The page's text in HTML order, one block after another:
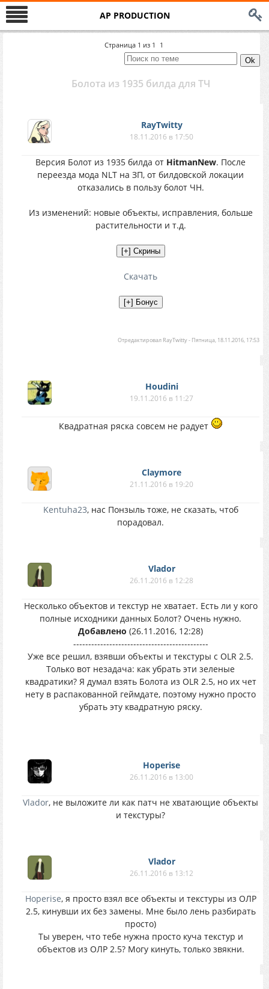
AP PRODUCTION
Страница 1 из 1 1
Болота из 1935 билда для ТЧ
RayTwitty
18.11.2016 в 17:50
Версия Болот из 1935 билда от HitmanNew. После
переезда мода NLT на ЗП, от билдовской локации
отказались в пользу болот ЧН.
Из изменений: новые объекты, исправления, больше
растительности и т.д.
Скачать
Отредактировал RayTwitty- Пятница, 18.11.2016, 17:53
Houdini
19.11.2016 в 11:27
Квадратная ряска совсем не радует
Claymore
21.11.2016 в 19:20
Kentuha23, нас Понзыль тоже, не сказать, чтоб
порадовал.
Vlador
26.11.2016 в 12:28
Несколько объектов и текстур не хватает. Есть ли у кого
полные исходники данных Болот? Очень нужно.
Добавлено (26.11.2016, 12:28)
---------------------------------------------
Уже все решил, взявши объекты и текстуры с OLR 2.5.
Только вот незадача: как убрать эти зеленые
квадратики? Я думал взять Болота из OLR 2.5, но их чет
нету в распакованной геймдате, поэтому нужно просто
убрать эту квадратную ряску.
Hoperise
26.11.2016 в 13:00
Vlador, не выложите ли как патч не хватающие объекты
и текстуры?
Vlador
26.11.2016 в 13:12
Hoperise, я просто взял все объекты и текстуры из ОЛР
2.5, кинувши их без замены. Мне было лень разбирать
просто)
Ты уверен, что тебе нужна просто куча текстур и
объектов из ОЛР 2.5? Могу кинуть, только звякни.